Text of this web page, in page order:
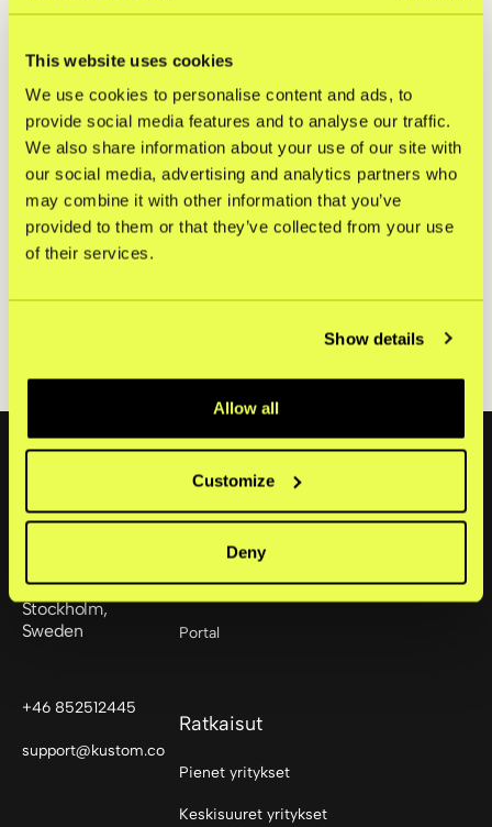
This website uses cookies
We use cookies to personalise content and ads, to
provide social media features and to analyse our traffic.
We also share information about your use of our site with
our social media, advertising and analytics partners who
may combine it with other information that you’ve
provided to them or that they’ve collected from your use
of their services.
Show details
Allow all
Customize
Deny
att erbjuda våra kunder en ännu större och
bättre verktygslåda, och hjälpa till att driva
deras tillväxtresa, säger Erik Olofsson.
Utöver de två nya rekryteringarna planerar
Kustom att utöka sitt team med fler
medarbetare under det kommande året.
Kustom, tidigare känt som Klarna
anslutna handlare i över 170 länder – och
handlare.
114 35
Stockholm,
Sweden
+46 852512445
support@kustom.co
Kassaratkaisu
Mobile Point of Sale
Portal
Ratkaisut
Pienet yritykset
Keskisuuret yritykset